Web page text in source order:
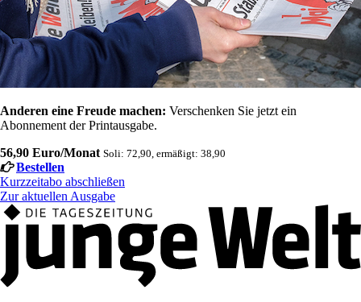
Anderen eine Freude machen: Verschenken Sie jetzt ein
Abonnement der Printausgabe.
56,90 Euro/Monat Soli: 72,90, ermäßigt: 38,90
Bestellen
Kurzzeitabo abschließen
Zur aktuellen Ausgabe